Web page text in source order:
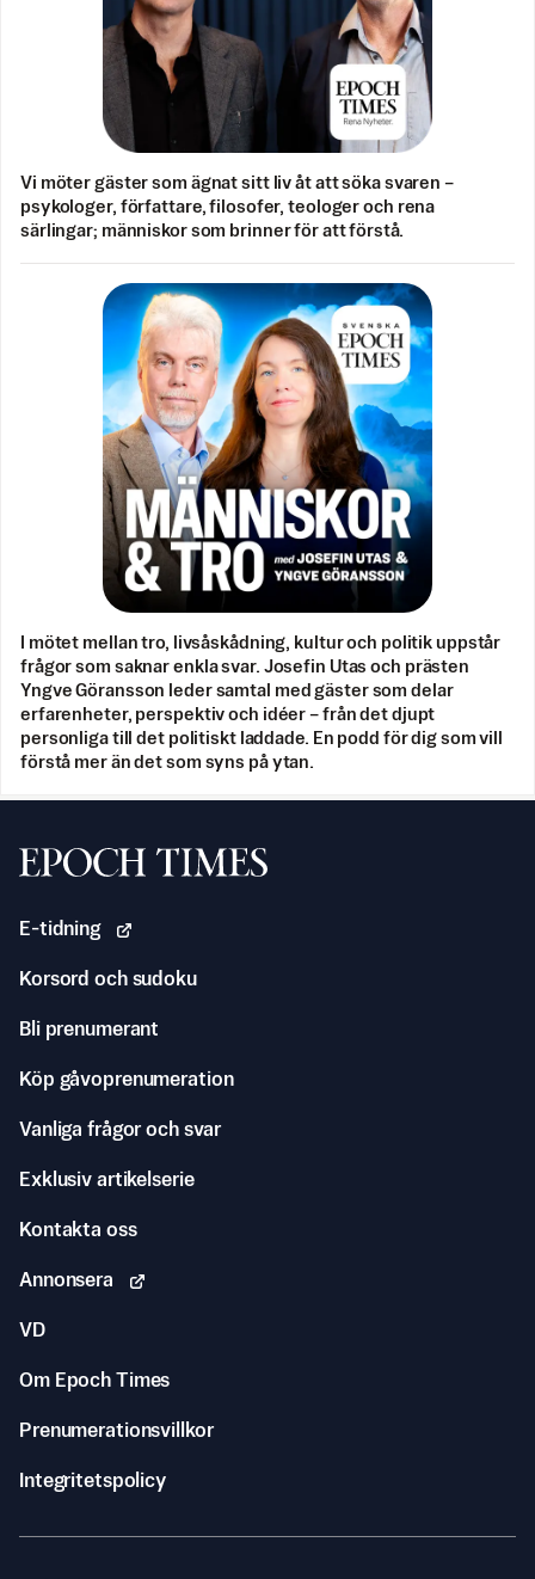
Vi möter gäster som ägnat sitt liv åt att söka svaren –
psykologer, författare, filosofer, teologer och rena
särlingar; människor som brinner för att förstå.
I mötet mellan tro, livsåskådning, kultur och politik uppstår
frågor som saknar enkla svar. Josefin Utas och prästen
Yngve Göransson leder samtal med gäster som delar
erfarenheter, perspektiv och idéer – från det djupt
personliga till det politiskt laddade. En podd för dig som vill
förstå mer än det som syns på ytan.
Svenska Epoch Times
E-tidning
Korsord och sudoku
Bli prenumerant
Köp gåvoprenumeration
Vanliga frågor och svar
Exklusiv artikelserie
Kontakta oss
Annonsera
VD
Om Epoch Times
Prenumerationsvillkor
Integritetspolicy